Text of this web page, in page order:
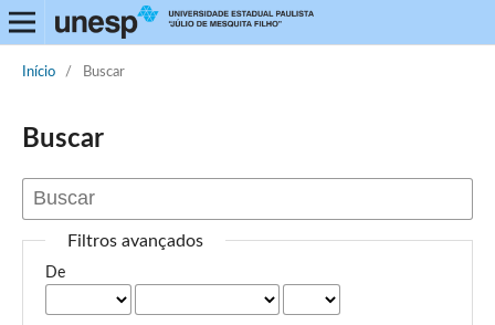
Início / Buscar
Buscar
Filtros avançados
De